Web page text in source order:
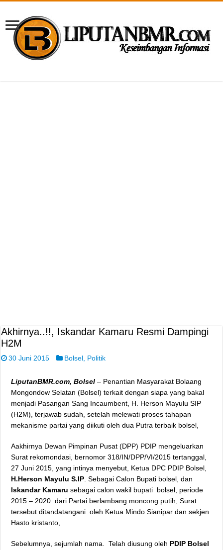
Akhirnya..!!, Iskandar Kamaru Resmi Dampingi
H2M
30 Juni 2015 Bolsel Politik
LiputanBMR.com, Bolsel – Penantian Masyarakat Bolaang
Mongondow Selatan (Bolsel) terkait dengan siapa yang bakal
menjadi Pasangan Sang Incaumbent, H. Herson Mayulu SIP
(H2M), terjawab sudah, setelah melewati proses tahapan
mekanisme partai yang diikuti oleh dua Putra terbaik bolsel,
Aakhirnya Dewan Pimpinan Pusat (DPP) PDIP mengeluarkan
Surat rekomondasi, bernomor 318/IN/DPP/VI/2015 tertanggal,
27 Juni 2015, yang intinya menyebut, Ketua DPC PDIP Bolsel,
H.Herson Mayulu S.IP. Sebagai Calon Bupati bolsel, dan
Iskandar Kamaru sebagai calon wakil bupati bolsel, periode
2015 – 2020 dari Partai berlambang moncong putih, Surat
tersebut ditandatangani oleh Ketua Mindo Sianipar dan sekjen
Hasto kristanto,
Sebelumnya, sejumlah nama. Telah diusung oleh PDIP Bolsel